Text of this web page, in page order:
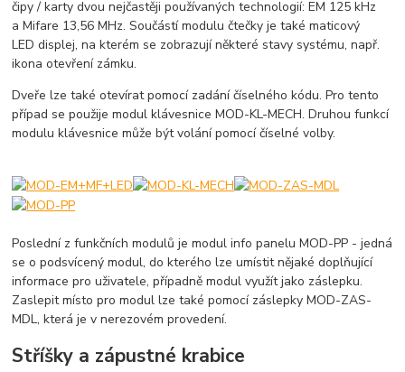
čipy / karty dvou nejčastěji používaných technologií: EM 125 kHz
a Mifare 13,56 MHz. Součástí modulu čtečky je také maticový
LED displej, na kterém se zobrazují některé stavy systému, např.
ikona otevření zámku.
Dveře lze také otevírat pomocí zadání číselného kódu. Pro tento
případ se použije modul klávesnice MOD-KL-MECH. Druhou funkcí
modulu klávesnice může být volání pomocí číselné volby.
Poslední z funkčních modulů je modul info panelu MOD-PP - jedná
se o podsvícený modul, do kterého lze umístit nějaké doplňující
informace pro uživatele, případně modul využít jako záslepku.
Zaslepit místo pro modul lze také pomocí záslepky MOD-ZAS-
MDL, která je v nerezovém provedení.
Stříšky a zápustné krabice